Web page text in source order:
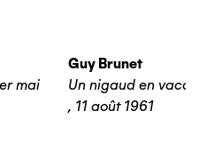
mai
Guy Brunet
Un nigaud en
, 11 août 1961